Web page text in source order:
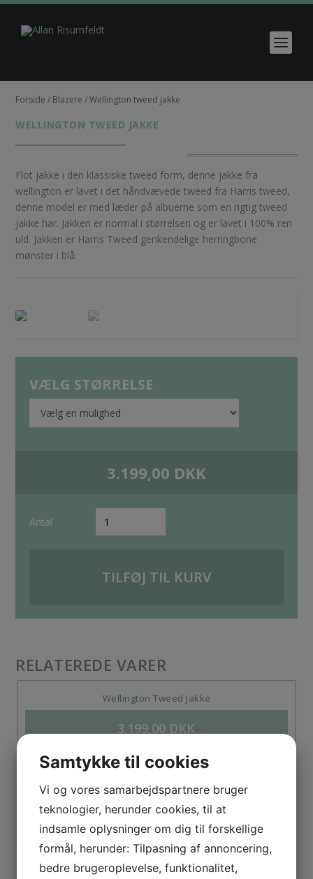
Forside / Blazere / Wellington tweed jakke
WELLINGTON TWEED JAKKE
Flot jakke i den klassiske tweed form, denne jakke fra
wellington er lavet i det håndvævede tweed fra Harris tweed,
denne model er med læder på albuerne som en rigtig tweed
jakke har. Jakken er normal i størrelsen og er lavet i 100% ren
uld. Jakken er Harris Tweed genkendelige herringbone
mønster i blå.
VÆLG STØRRELSE
3.199,00 DKK
Antal
TILFØJ TIL KURV
RELATEREDE VARER
Wellington Tweed Jakke
3.199,00 DKK
Wellington Tweed Jakke
3.199,00DKK
Samtykke til cookies
Vi og vores samarbejdspartnere bruger
teknologier, herunder cookies, til at
indsamle oplysninger om dig til forskellige
formål, herunder: Tilpasning af annoncering,
bedre brugeroplevelse, funktionalitet,